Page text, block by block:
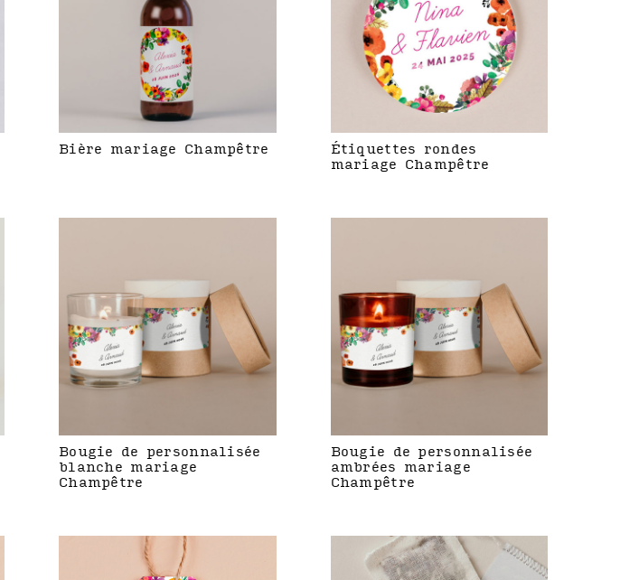
Bière mariage Champêtre
Étiquettes rondes
mariage Champêtre
Bougie de personnalisée
blanche mariage
Champêtre
Bougie de personnalisée
ambrées mariage
Champêtre